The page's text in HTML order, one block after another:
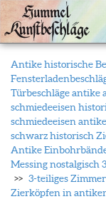
Antike historische
Türbeschläge antike
schmiedeeisen
schmiedeeisen
schwarz historisch
Antike
Messing nostalgisch
3-teiliges
Zierköpfen in